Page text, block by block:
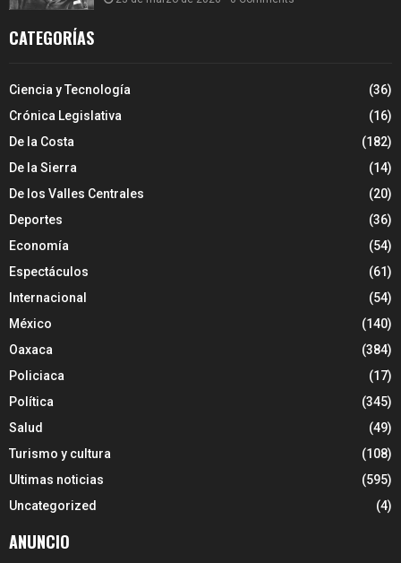
CATEGORÍAS
Ciencia y Tecnología
(36)
Crónica Legislativa
(16)
De la Costa
(182)
De la Sierra
(14)
De los Valles Centrales
(20)
Deportes
(36)
Economía
(54)
Espectáculos
(61)
Internacional
(54)
México
(140)
Oaxaca
(384)
Policiaca
(17)
Política
(345)
Salud
(49)
Turismo y cultura
(108)
Ultimas noticias
(595)
Uncategorized
(4)
ANUNCIO